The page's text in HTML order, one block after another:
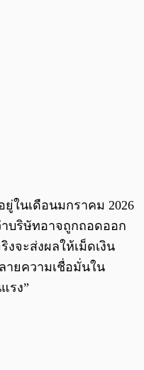
ในเดือนมกราคม 2026
บริษัทอาจถูกถอดออก
จะส่งผลให้เม็ดเงิน
ายความเชื่อมั่นใน
รง”